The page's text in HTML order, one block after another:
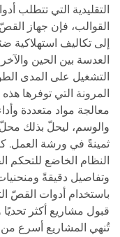
التقليدية التي تتطلب
القوالب، فإن جهاز
إلى تكاليف استهلاكية
العدسة بين الحين
التشغيل على المدى
المرونة التي توفرها
معالجة مواد متعددة
والوسم، ليحلّ بذلك
ثمينةً في ورشة العمل.
النظام الخاضع للتحكم
وتفاصيل دقيقةً
باستخدام أدوات القصّ
قبول مشاريع أكثر
تُنهي المشاريع أسرع من